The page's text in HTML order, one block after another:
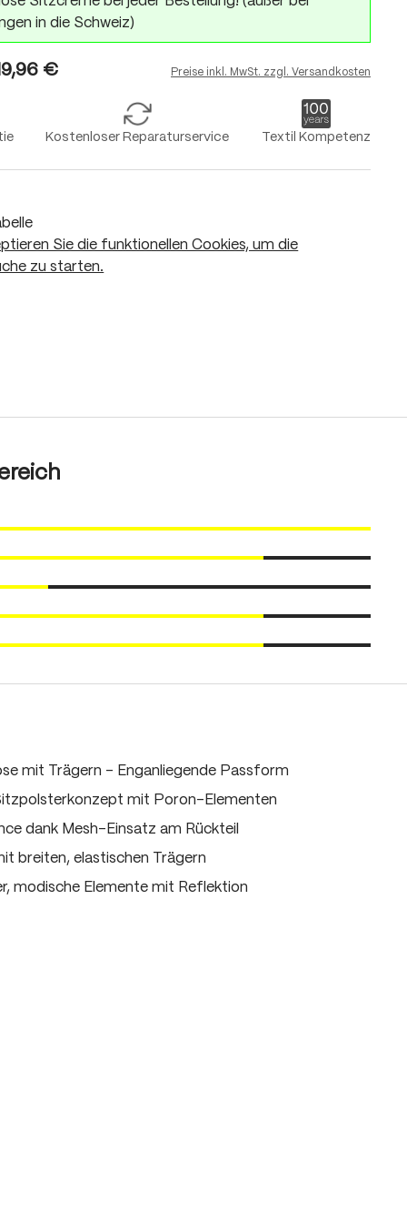
in die Schweiz)
€ Preise inkl. MwSt. zzgl. Versandkosten
Kostenloser Reparaturservice Textil Kompetenz
Sie die funktionellen Cookies, um die
zu starten.
mit Trägern - Enganliegende Passform
mit Poron-Elementen
dank Mesh-Einsatz am Rückteil
breiten, elastischen Trägern
modische Elemente mit Reflektion